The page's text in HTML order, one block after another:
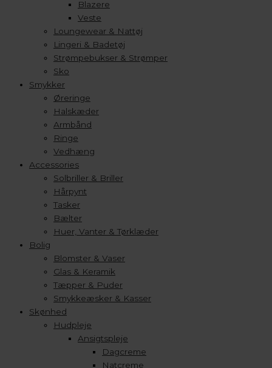
Blazere
Veste
Loungewear & Nattøj
Lingeri & Badetøj
Strømpebukser & Strømper
Sko
Smykker
Øreringe
Halskæder
Armbånd
Ringe
Vedhæng
Accessories
Solbriller & Briller
Hårpynt
Tasker
Bælter
Huer, Vanter & Tørklæder
Bolig
Blomster & Vaser
Glas & Keramik
Tæpper & Puder
Smykkeæsker & Kasser
Skønhed
Hudpleje
Ansigtspleje
Dagcreme
Natcreme